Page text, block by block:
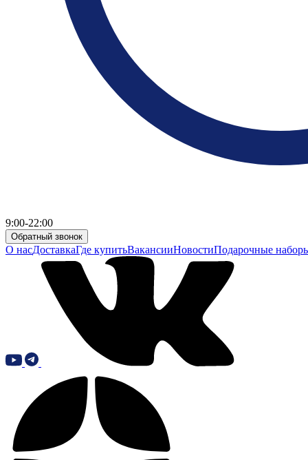
9:00-22:00
Обратный звонок
О насДоставкаГде купитьВакансииНовостиПодарочные